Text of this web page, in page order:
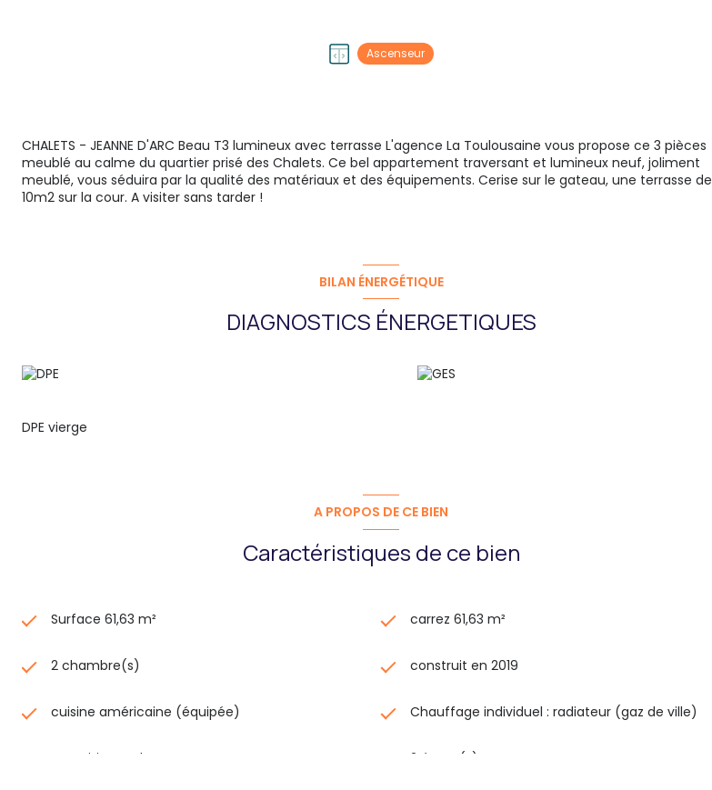
Ascenseur
CHALETS - JEANNE D'ARC Beau T3 lumineux avec terrasse L'agence La Toulousaine vous propose ce 3 pièces
meublé au calme du quartier prisé des Chalets. Ce bel appartement traversant et lumineux neuf, joliment
meublé, vous séduira par la qualité des matériaux et des équipements. Cerise sur le gateau, une terrasse de
10m2 sur la cour. A visiter sans tarder !
BILAN ÉNERGÉTIQUE
DIAGNOSTICS ÉNERGETIQUES
DPE vierge
A PROPOS DE CE BIEN
Caractéristiques de ce bien
Surface 61,63 m² carrez 61,63 m²
2 chambre(s) construit en 2019
cuisine américaine (équipée) Chauffage individuel : radiateur (gaz de ville)
exposition Sud 2 étage(s)